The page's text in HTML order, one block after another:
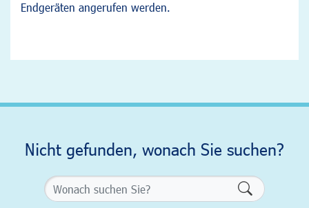
Endgeräten angerufen werden.
Nicht gefunden, wonach Sie suchen?